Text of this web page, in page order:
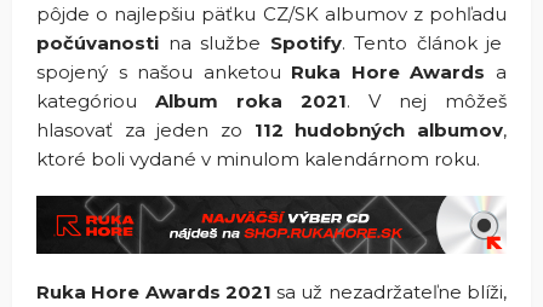
pôjde o najlepšiu päťku CZ/SK albumov z pohľadu
počúvanosti na službe Spotify. Tento článok je
spojený s našou anketou Ruka Hore Awards a
kategóriou Album roka 2021. V nej môžeš
hlasovať za jeden zo 112 hudobných albumov,
ktoré boli vydané v minulom kalendárnom roku.
Ruka Hore Awards 2021 sa už nezadržateľne blíži,